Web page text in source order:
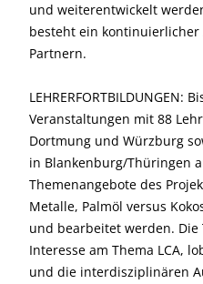
und weiterentwickelt
besteht ein kontinuierlicher
Partnern.
LEHRERFORTBILDUNGEN:
Veranstaltungen mit 88
Dortmung und Würzburg
in Blankenburg/Thüringen
Themenangebote des
Metalle, Palmöl versus
und bearbeitet werden.
Interesse am Thema LCA,
und die interdisziplinären